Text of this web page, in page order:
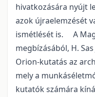
hivatkozására nyújt
azok újraelemzését
ismétlését is. A
megbízásából, H.
Orion-kutatás az
mely a
kutatók számára